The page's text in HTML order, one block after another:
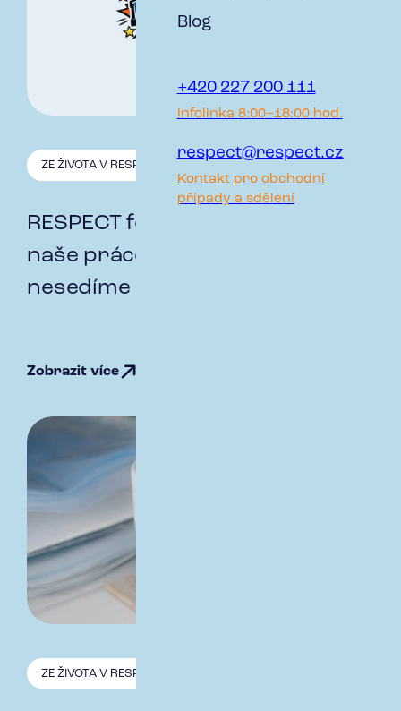
Blog
+420 227 200 111
Infolinka 8:00–18:00 hod.
respect@respect.cz
Kontakt pro obchodní
případy a sdělení
ZE ŽIVOTA V RESPECT 7.4. 2026
RESPECT fotoromán: Jak vypadá
naše práce, když zrovna
nesedíme nad tabulkami
Zobrazit více
ZE ŽIVOTA V RESPECT